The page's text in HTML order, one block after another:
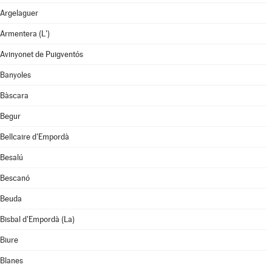
Argelaguer
Armentera (L')
Avinyonet de Puigventós
Banyoles
Bàscara
Begur
Bellcaire d'Empordà
Besalú
Bescanó
Beuda
Bisbal d'Empordà (La)
Biure
Blanes